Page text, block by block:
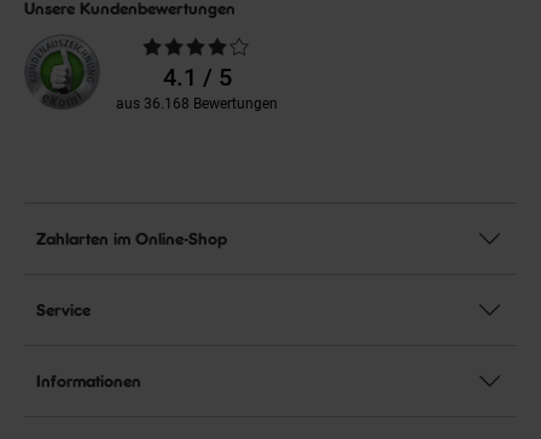
Unsere Kundenbewertungen
Durchschnittliche
Bewertungen4.1 / 5
aus 36.168 Bewertungen
Zahlarten im Online-Shop
Service
Informationen